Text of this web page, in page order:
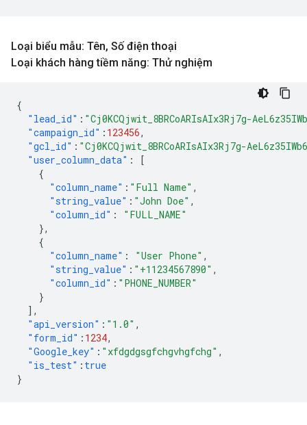
Loại biểu mẫu: Tên, Số điện thoại
Loại khách hàng tiềm năng: Thử nghiệm
{
"lead_id" : "Cj0KCQjwit_8BRCoARIsAIx3Rj7g-
"campaign_id" : 123456,
"gcl_id" : "Cj0KCQjwit_8BRCoARIsAIx3Rj7g-
"user_column_data" :
[
{
"column_name" : "Full Name" ,
"string_value" : "John Doe" ,
"column_id" :
"FULL_NAME"
},
{
"column_name" : "User Phone" ,
"string_value" : "+11234567890" ,
"column_id" : "PHONE_NUMBER"
}
],
"api_version" : "1.0" ,
"form_id" : 1234,
"Google_key" : "xfdgdgsgfchgvhgfchg" ,
"is_test" : true
}